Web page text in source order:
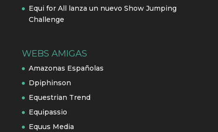
Equi for All lanza un nuevo Show Jumping
Challenge
WEBS AMIGAS
Amazonas Españolas
Dpiphinson
Equestrian Trend
Equipassio
Equus Media